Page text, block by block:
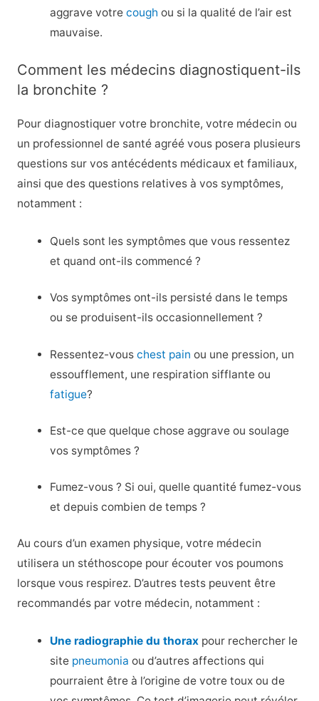
aggrave votrecough ou si la qualité de l’air est
mauvaise.
Comment les médecins diagnostiquent-ils
la bronchite ?
Pour diagnostiquer votre bronchite, votre médecin ou
un professionnel de santé agréé vous posera plusieurs
questions sur vos antécédents médicaux et familiaux,
ainsi que des questions relatives à vos symptômes,
notamment :
Quels sont les symptômes que vous ressentez
et quand ont-ils commencé ?
Vos symptômes ont-ils persisté dans le temps
ou se produisent-ils occasionnellement ?
Ressentez-vouschest pain ou une pression, un
essoufflement, une respiration sifflante ou
fatigue?
Est-ce que quelque chose aggrave ou soulage
vos symptômes ?
Fumez-vous ? Si oui, quelle quantité fumez-vous
et depuis combien de temps ?
Au cours d’un examen physique, votre médecin
utilisera un stéthoscope pour écouter vos poumons
lorsque vous respirez. D’autres tests peuvent être
recommandés par votre médecin, notamment :
Une radiographie du thorax pour rechercher le
site pneumonia ou d’autres affections qui
pourraient être à l’origine de votre toux ou de